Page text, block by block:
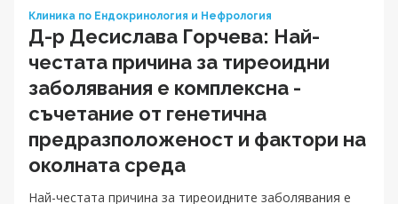
Клиника по Ендокринология и Нефрология
Д-р Десислава Горчева: Най-
честата причина за тиреоидни
заболявания е комплексна -
съчетание от генетична
предразположеност и фактори на
околната среда
Най-честата причина за тиреоидните заболявания е